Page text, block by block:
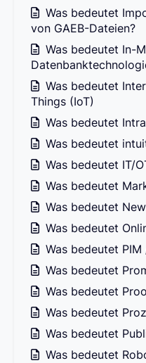
Was bedeutet
von GAEB-Dateien?
Was bedeutet In-
Was bedeutet
Things (IoT)
Was bedeutet
Was bedeutet
Was bedeutet IT/
Was bedeutet
Was bedeutet
Was bedeutet
Was bedeutet PIM
Was bedeutet
Was bedeutet
Was bedeutet
Was bedeutet
Was bedeutet